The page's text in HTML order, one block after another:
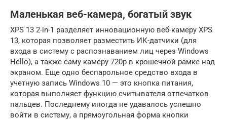
Маленькая веб-камера, богатый звук
XPS 13 2-in-1 разделяет инновационную веб-камеру XPS
13, которая позволяет разместить ИК-датчики (для
входа в систему с распознаванием лиц через Windows
Hello), а также саму камеру 720p в крошечной рамке над
экраном. Еще одно беспарольное средство входа в
учетную запись Windows 10 — это кнопка питания,
которая выполняет функцию считывателя отпечатков
пальцев. Последнему иногда не удавалось успешно
войти в систему, а прямоугольная форма кнопки